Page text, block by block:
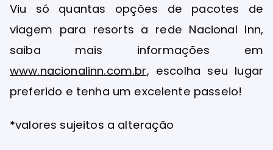
Viu só quantas opções de pacotes de
viagem para resorts a rede Nacional Inn,
saiba mais informações em
www.nacionalinn.com.br, escolha seu lugar
preferido e tenha um excelente passeio!
*valores sujeitos a alteração